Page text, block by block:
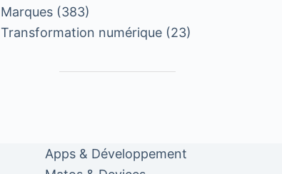
Marques (383)
Transformation numérique (23)
Apps & Développement